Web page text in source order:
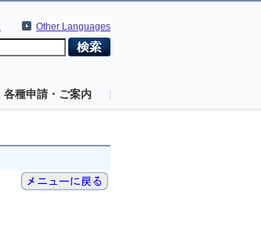
Other Languages
各種申請・ご案内